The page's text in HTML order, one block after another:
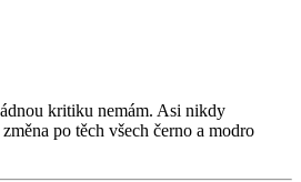
kritiku nemám. Asi nikdy
po těch všech černo a modro